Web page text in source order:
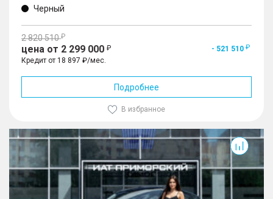
Черный
2 820 510
цена от 2 299 000
- 521 510
Кредит от 18 897 ₽/мес.
Подробнее
В избранное
J6